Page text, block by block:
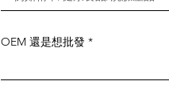
OEM 還是想批發